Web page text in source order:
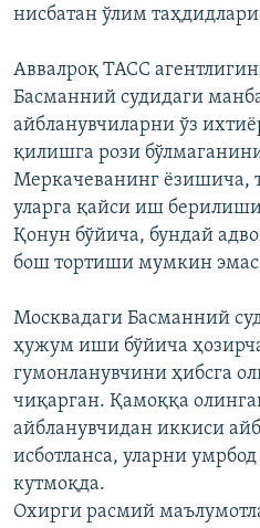
нисбатан ўлим
Аввалроқ ТАСС
Басманний судидаги
айбланувчиларни ўз
қилишга рози
Меркачеванинг ёзишича,
уларга қайси иш
Қонун бўйича, бундай
бош тортиши мумкин
Москвадаги Басманний
ҳужум иши бўйича
гумонланувчини ҳибсга
чиқарган. Қамоққа
айбланувчидан иккиси
исботланса, уларни
кутмоқда.
Охирги расмий